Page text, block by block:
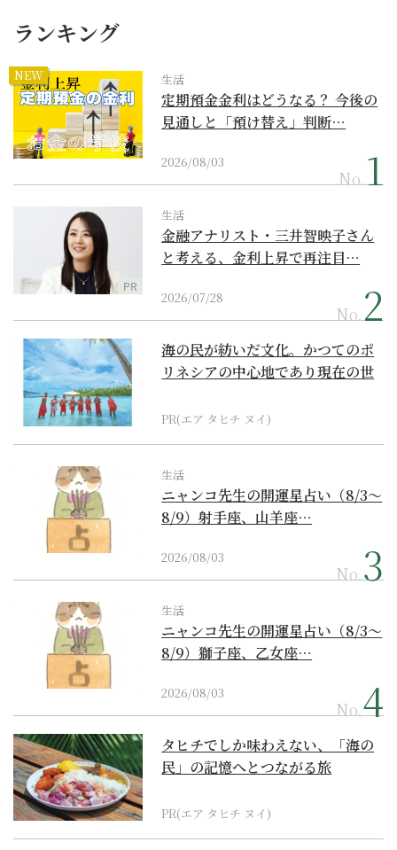
ランキング
NEW 生活
定期預金金利はどうなる？ 今後の
見通しと「預け替え」判断…
2026/08/03
No.
PR
生活
金融アナリスト・三井智映子さん
と考える、金利上昇で再注目…
2026/07/28
No.
海の民が紡いだ文化。かつてのポ
リネシアの中心地であり現在の世
PR(エア タヒチ ヌイ)
生活
ニャンコ先生の開運星占い（8/3～
8/9）射手座、山羊座…
2026/08/03
No.
生活
ニャンコ先生の開運星占い（8/3～
8/9）獅子座、乙女座…
2026/08/03
No.
タヒチでしか味わえない、「海の
民」の記憶へとつながる旅
PR(エア タヒチ ヌイ)